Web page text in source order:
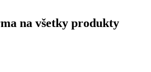
na všetky produkty